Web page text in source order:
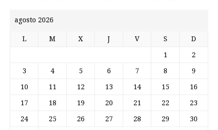
agosto 2026
L M X J V S D
1 2
3 4 5 6 7 8 9
10 11 12 13 14 15 16
17 18 19 20 21 22 23
24 25 26 27 28 29 30